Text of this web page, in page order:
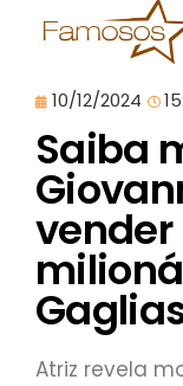
10/12/2024
Saiba
Atriz revela